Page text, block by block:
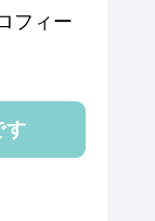
フィー
す